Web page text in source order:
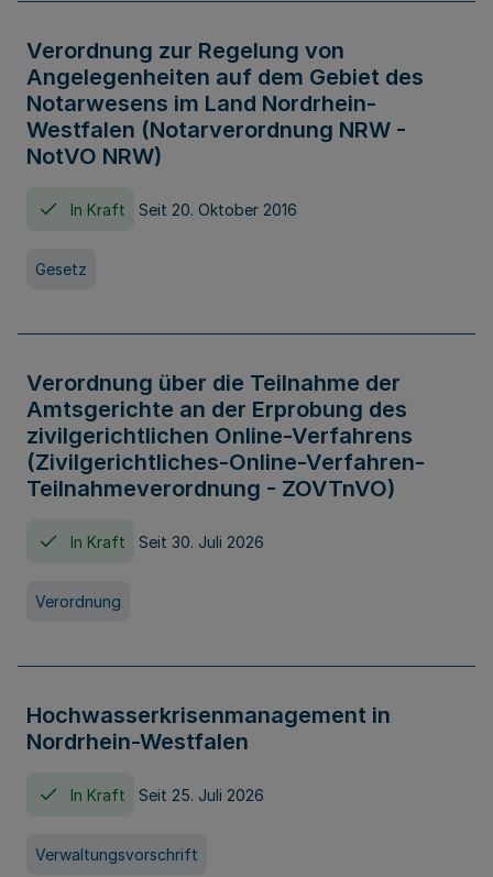
Verordnung zur Regelung von
Angelegenheiten auf dem Gebiet des
Notarwesens im Land Nordrhein-
Westfalen (Notarverordnung NRW -
NotVO NRW)
In Kraft Seit 20. Oktober 2016
Gesetz
Verordnung über die Teilnahme der
Amtsgerichte an der Erprobung des
zivilgerichtlichen Online-Verfahrens
(Zivilgerichtliches-Online-Verfahren-
Teilnahmeverordnung - ZOVTnVO)
In Kraft Seit 30. Juli 2026
Verordnung
Hochwasserkrisenmanagement in
Nordrhein-Westfalen
In Kraft Seit 25. Juli 2026
Verwaltungsvorschrift